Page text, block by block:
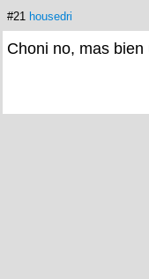
#21 housedri
Choni no, mas